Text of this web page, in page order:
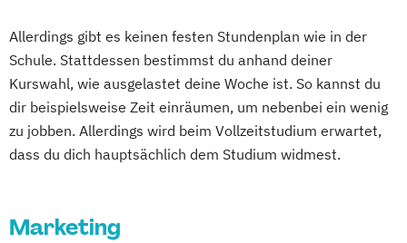
Allerdings gibt es keinen festen Stundenplan wie in der
Schule. Stattdessen bestimmst du anhand deiner
Kurswahl, wie ausgelastet deine Woche ist. So kannst du
dir beispielsweise Zeit einräumen, um nebenbei ein wenig
zu jobben. Allerdings wird beim Vollzeitstudium erwartet,
dass du dich hauptsächlich dem Studium widmest.
Marketing